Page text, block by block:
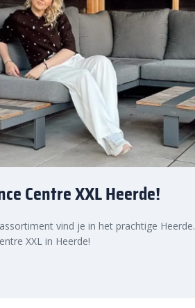
Centre XXL Heerde!
vind je in het prachtige Heerde.
XXL in Heerde!